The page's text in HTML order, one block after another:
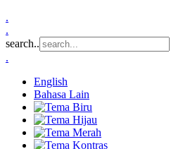
.
.
search..
.
English
Bahasa Lain